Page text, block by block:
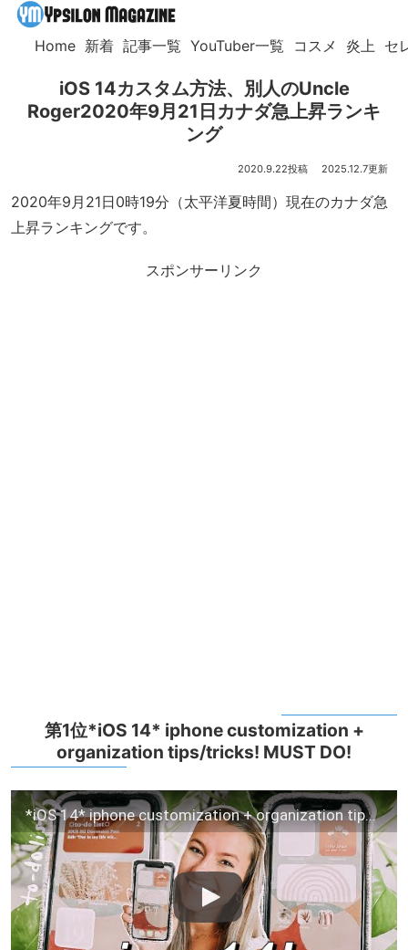
Home 新着 記事一覧 YouTuber一覧 コスメ 炎上 セ
iOS 14カスタム方法、別人のUncle
Roger2020年9月21日カナダ急上昇ランキ
ング
2020.9.22 2025.12.7
2020年9月21日0時19分（太平洋夏時間）現在のカナダ急
上昇ランキングです。
スポンサーリンク
第1位*iOS 14* iphone customization +
organization tips/tricks! MUST DO!
*iOS 14* iphone customization + organization tips/tricks! MUST DO!